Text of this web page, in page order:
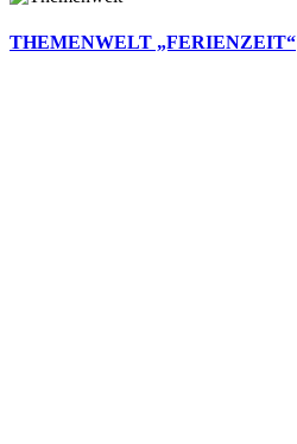
THEMENWELT „FERIENZEIT“